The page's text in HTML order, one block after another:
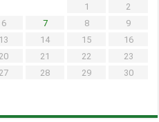
1
2
6 7 8
9
13 14 15
16
20 21 22
23
27 28 29
30